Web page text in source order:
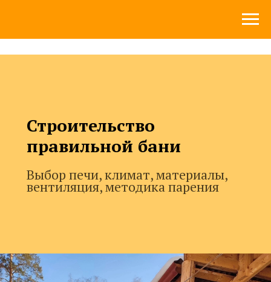
Строительство
правильной бани
Выбор печи, климат, материалы,
вентиляция, методика парения